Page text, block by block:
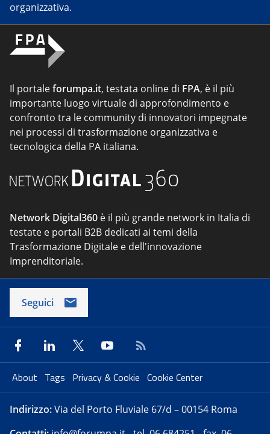
organizzativa.
Il portaleforumpa.it, testata online di FPA, è il più
importante luogo virtuale di approfondimento e
confronto tra le community di innovatori impegnate
nei processi di trasformazione organizzativa e
tecnologica della PA italiana.
Network Digital360 è il più grande network in Italia di
testate e portali B2B dedicati ai temi della
Trasformazione Digitale e dell'innovazione
Imprenditoriale.
Seguici
About Tags Privacy & Cookie Cookie Center
Indirizzo:Via del Porto Fluviale 67/d – 00154 Roma